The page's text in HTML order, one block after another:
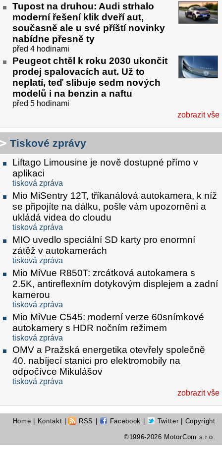
Tupost na druhou: Audi strhalo
moderní řešení klik dveří aut,
současně ale u své příští novinky
nabídne přesně ty
před 4 hodinami
Peugeot chtěl k roku 2030 ukončit
prodej spalovacích aut. Už to
neplatí, teď slibuje sedm nových
modelů i na benzin a naftu
před 5 hodinami
zobrazit vše
Tiskové zprávy
Liftago Limousine je nově dostupné přímo v
aplikaci
tisková zpráva
Mio MiSentry 12T, tříkanálová autokamera, k níž
se připojíte na dálku, pošle vám upozornění a
ukládá videa do cloudu
tisková zpráva
MIO uvedlo speciální SD karty pro enormní
zátěž v autokamerách
tisková zpráva
Mio MiVue R850T: zrcátková autokamera s
2.5K, antireflexním dotykovým displejem a zadní
kamerou
tisková zpráva
Mio MiVue C545: moderní verze 60snímkové
autokamery s HDR nočním režimem
tisková zpráva
OMV a Pražská energetika otevřely společně
40. nabíjecí stanici pro elektromobily na
odpočívce Mikulášov
tisková zpráva
zobrazit vše
Home Kontakt RSS Facebook Twitter | Copyright
©1996-2026 MotorCom s.r.o.